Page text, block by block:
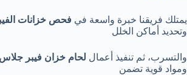
يمتلك فريقنا خبرة واسعة في فحص خزانات
وتحديد أماكن الخلل
والتسرب، ثم تنفيذ أعمال لحام خزان فيبر
ومواد قوية تضمن